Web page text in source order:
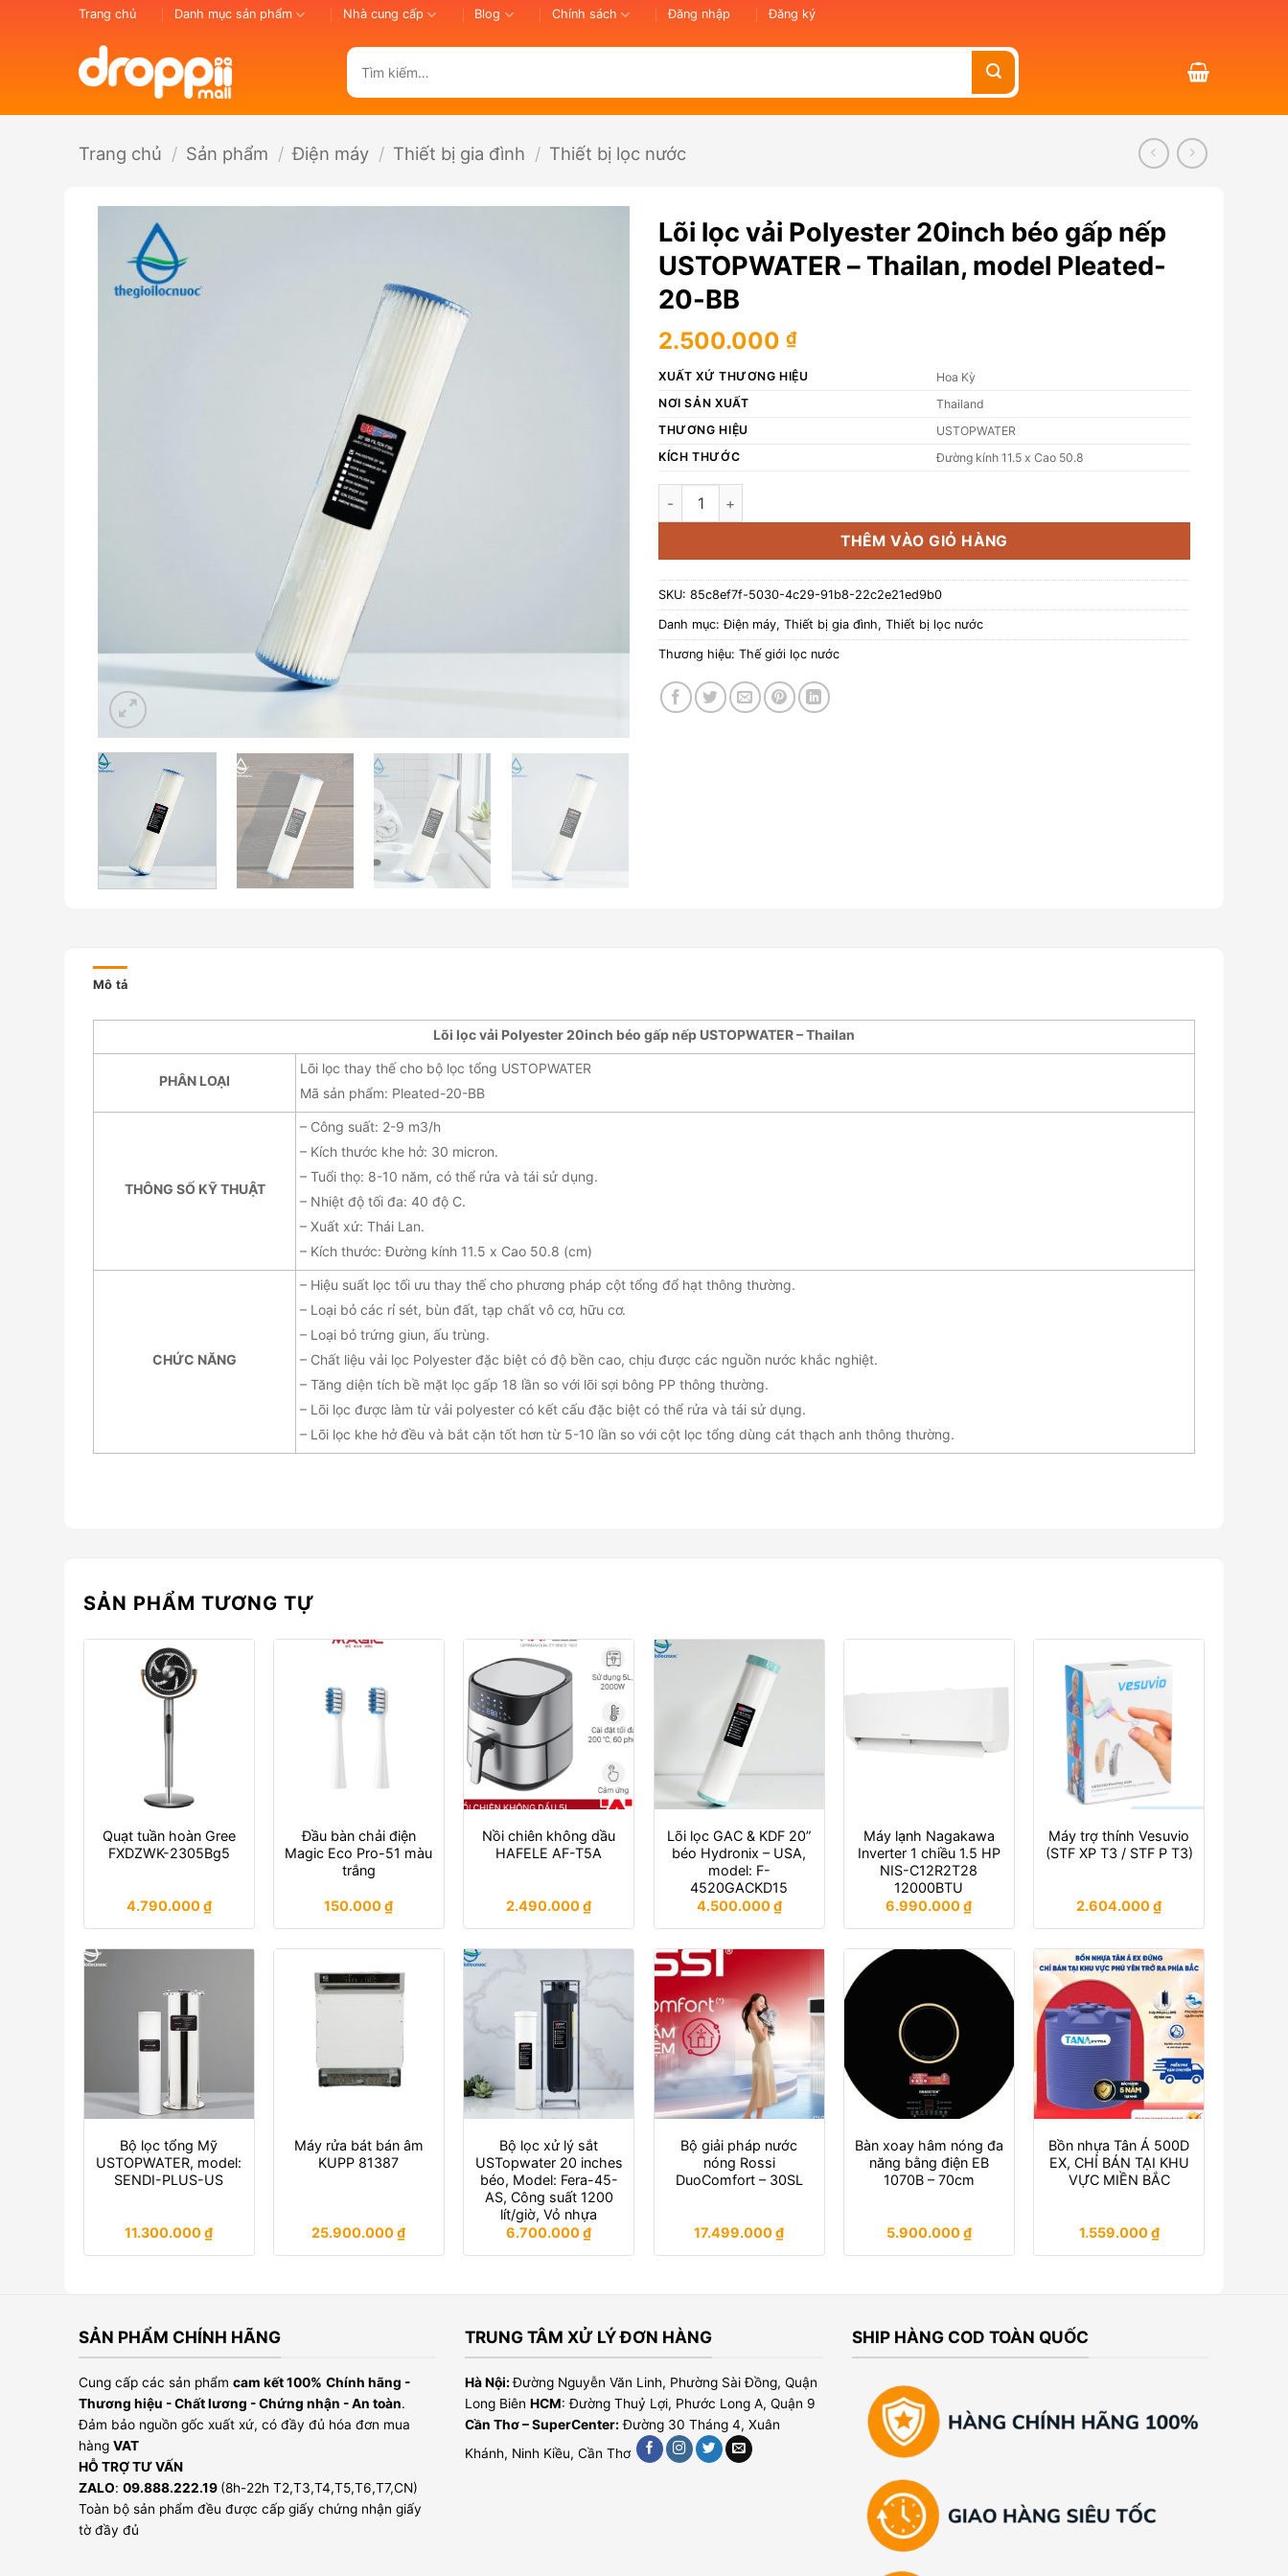
Trang chủ Danh mục sản phẩm Nhà cung cấp Blog Chính sách Đăng nhập Đăng ký
kiếm:
Trang chủ / Sản phẩm / Điện máy / Thiết bị gia đình / Thiết bị lọc nước
Lõi lọc vải Polyester 20inch béo gấp nếp
USTOPWATER – Thailan, model Pleated-
20-BB
2.500.000 ₫
XUẤT XỨ THƯƠNG HIỆU
Hoa Kỳ
NƠI SẢN XUẤT
Thailand
THƯƠNG HIỆU
USTOPWATER
KÍCH THƯỚC
Đường kính 11.5 x Cao 50.8
Lõi lọc vải Polyester 20inch béo gấp nếp USTOPWATER - Thailan, model Pleated-20-BB số
THÊM VÀO GIỎ HÀNG
SKU: 85c8ef7f-5030-4c29-91b8-22c2e21ed9b0
Danh mục:Điện máy, Thiết bị gia đình, Thiết bị lọc nước
Thương hiệu: Thế giới lọc nước
Mô tả
Lõi lọc vải Polyester 20inch béo gấp nếp USTOPWATER – Thailan
PHÂN LOẠI
Lõi lọc thay thế cho bộ lọc tổng USTOPWATER
Mã sản phẩm: Pleated-20-BB
THÔNG SỐ KỸ THUẬT
– Công suất: 2-9 m3/h
– Kích thước khe hở: 30 micron.
– Tuổi thọ: 8-10 năm, có thể rửa và tái sử dụng.
– Nhiệt độ tối đa: 40 độ C.
– Xuất xứ: Thái Lan.
– Kích thước: Đường kính 11.5 x Cao 50.8 (cm)
CHỨC NĂNG
– Hiệu suất lọc tối ưu thay thế cho phương pháp cột tổng đổ hạt thông thường.
– Loại bỏ các rỉ sét, bùn đất, tạp chất vô cơ, hữu cơ.
– Loại bỏ trứng giun, ấu trùng.
– Chất liệu vải lọc Polyester đặc biệt có độ bền cao, chịu được các nguồn nước khắc nghiệt.
– Tăng diện tích bề mặt lọc gấp 18 lần so với lõi sợi bông PP thông thường.
– Lõi lọc được làm từ vải polyester có kết cấu đặc biệt có thể rửa và tái sử dụng.
– Lõi lọc khe hở đều và bắt cặn tốt hơn từ 5-10 lần so với cột lọc tổng dùng cát thạch anh thông thường.
SẢN PHẨM TƯƠNG TỰ
Quạt tuần hoàn Gree
FXDZWK-2305Bg5
4.790.000₫
Đầu bàn chải điện
Magic Eco Pro-51 màu
trắng
150.000₫
Nồi chiên không dầu
HAFELE AF-T5A
2.490.000₫
Lõi lọc GAC & KDF 20”
béo Hydronix – USA,
model: F-
4520GACKD15
4.500.000₫
Máy lạnh Nagakawa
Inverter 1 chiều 1.5 HP
NIS-C12R2T28
12000BTU
6.990.000₫
Máy trợ thính Vesuvio
(STF XP T3 / STF P T3)
2.604.000₫
Bộ lọc tổng Mỹ
USTOPWATER, model:
SENDI-PLUS-US
11.300.000₫
Máy rửa bát bán âm
KUPP 81387
25.900.000₫
Bộ lọc xử lý sắt
USTopwater 20 inches
béo, Model: Fera-45-
AS, Công suất 1200
lít/giờ, Vỏ nhựa
6.700.000₫
Bộ giải pháp nước
nóng Rossi
DuoComfort – 30SL
17.499.000₫
Bàn xoay hâm nóng đa
năng bằng điện EB
1070B – 70cm
5.900.000₫
Bồn nhựa Tân Á 500D
EX, CHỈ BÁN TẠI KHU
VỰC MIỀN BẮC
1.559.000₫
SẢN PHẨM CHÍNH HÃNG
Cung cấp các sản phẩm cam kết 100% Chính hãng -
Thương hiệu - Chất lương - Chứng nhận - An toàn.
Đảm bảo nguồn gốc xuất xứ, có đầy đủ hóa đơn mua
hàng VAT
HỖ TRỢ TƯ VẤN
ZALO: 09.888.222.19 (8h-22h T2,T3,T4,T5,T6,T7,CN)
Toàn bộ sản phẩm đều được cấp giấy chứng nhận giấy
tờ đầy đủ
TRUNG TÂM XỬ LÝ ĐƠN HÀNG
Hà Nội:Đường Nguyễn Văn Linh, Phường Sài Đồng, Quận
Long BiênHCM: Đường Thuỷ Lợi, Phước Long A, Quận 9
Cần Thơ – SuperCenter: Đường 30 Tháng 4, Xuân
Khánh, Ninh Kiều, Cần Thơ
SHIP HÀNG COD TOÀN QUỐC